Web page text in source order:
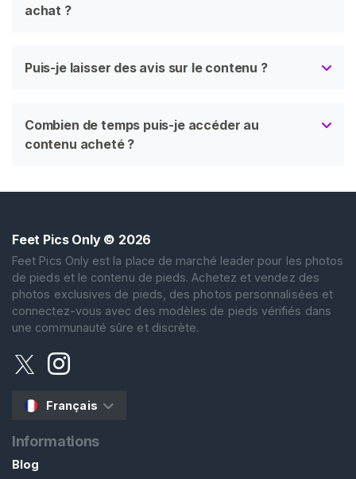
achat ?
Puis-je laisser des avis sur le contenu ?
Combien de temps puis-je accéder au
contenu acheté ?
Feet Pics Only© 2026
Feet Pics Only est la place de marché leader pour les photos
de pieds et le contenu de pieds. Achetez et vendez des
photos exclusives de pieds, des photos personnalisées et
connectez-vous avec des modèles de pieds vérifiés dans
une communauté sûre et discrète.
Français
Informations
Blog